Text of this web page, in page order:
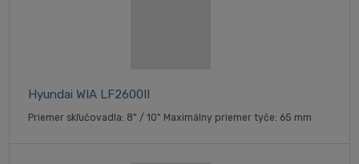
Hyundai WIA LF2600II
Priemer skľučovadla: 8" / 10" Maximálny priemer tyče: 65 mm